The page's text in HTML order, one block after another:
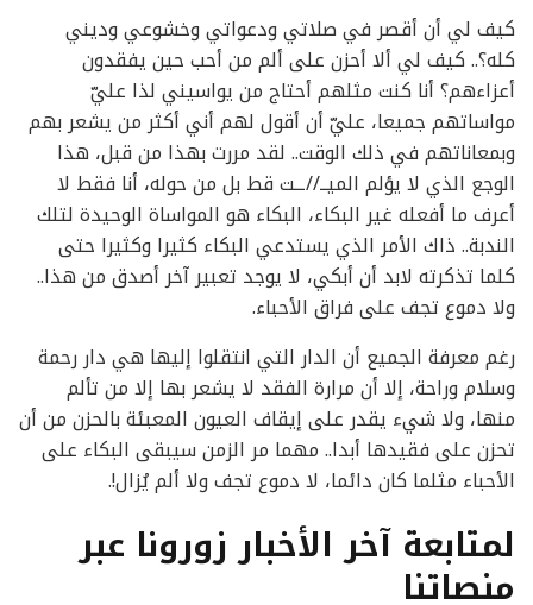
كيف لي أن أقصر في صلاتي ودعواتي وخشوعي وديني
كله؟.. كيف لي ألا أحزن على ألم من أحب حين يفقدون
أعزاءهم؟ أنا كنت مثلهم أحتاج من يواسيني لذا عليّ
مواساتهم جميعا، عليّ أن أقول لهم أني أكثر من يشعر بهم
وبمعاناتهم في ذلك الوقت.. لقد مررت بهذا من قبل، هذا
الوجع الذي لا يؤلم الميــ//ــت قط بل من حوله، أنا فقط لا
أعرف ما أفعله غير البكاء، البكاء هو المواساة الوحيدة لتلك
الندبة.. ذاك الأمر الذي يستدعي البكاء كثيرا وكثيرا حتى
كلما تذكرته لابد أن أبكي، لا يوجد تعبير آخر أصدق من هذا..
ولا دموع تجف على فراق الأحباء.
رغم معرفة الجميع أن الدار التي انتقلوا إليها هي دار رحمة
وسلام وراحة، إلا أن مرارة الفقد لا يشعر بها إلا من تألم
منها، ولا شيء يقدر على إيقاف العيون المعبئة بالحزن من أن
تحزن على فقيدها أبدا.. مهما مر الزمن سيبقى البكاء على
الأحباء مثلما كان دائما، لا دموع تجف ولا ألم يُزال!.
لمتابعة آخر الأخبار زورونا عبر
منصاتنا